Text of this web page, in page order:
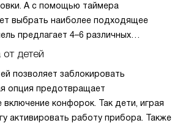
А с помощью таймера
выбрать наиболее подходящее
предлагает 4–6 различных
поддержания тепла, варки
гриля и использования
детей
позволяет заблокировать
опция предотвращает
конфорок. Так дети, играя
активировать работу прибора. Также